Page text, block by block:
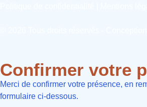
Confirmer votre
Merci de confirmer votre présence, en
formulaire ci-dessous.